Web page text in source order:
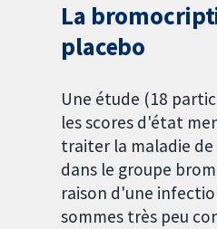
La
placebo
Une étude (18
les scores d'état
traiter la maladie
dans le groupe
raison d'une
sommes très peu